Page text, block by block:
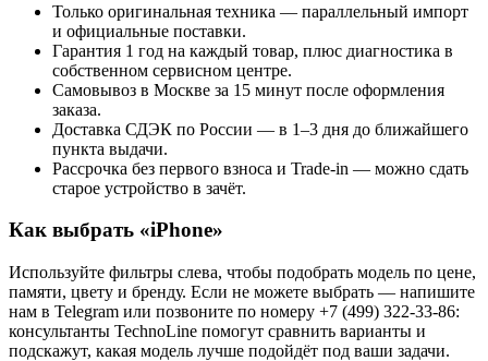
Только оригинальная техника — параллельный импорт
и официальные поставки.
Гарантия 1 год на каждый товар, плюс диагностика в
собственном сервисном центре.
Самовывоз в Москве за 15 минут после оформления
заказа.
Доставка СДЭК по России — в 1–3 дня до ближайшего
пункта выдачи.
Рассрочка без первого взноса и Trade-in — можно сдать
старое устройство в зачёт.
Как выбрать «iPhone»
Используйте фильтры слева, чтобы подобрать модель по цене,
памяти, цвету и бренду. Если не можете выбрать — напишите
нам в Telegram или позвоните по номеру +7 (499) 322-33-86:
консультанты TechnoLine помогут сравнить варианты и
подскажут, какая модель лучше подойдёт под ваши задачи.